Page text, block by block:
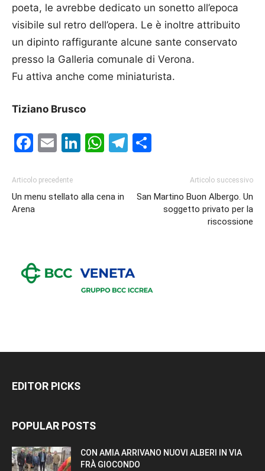
poeta, le avrebbe dedicato un sonetto all’epoca
visibile sul retro dell’opera. Le è inoltre attribuito
un dipinto raffigurante alcune sante conservato
presso la Galleria comunale di Verona.
Fu attiva anche come miniaturista.
Tiziano Brusco
Facebook
EmailLinkedIn
WhatsApp
Telegram
Articolo precedente
Un menu stellato alla cena in
Arena
Articolo successivo
San Martino Buon Albergo. Un
soggetto privato per la
riscossione
EDITOR PICKS
POPULAR POSTS
CON AMIA ARRIVANO NUOVI ALBERI IN VIA
FRÀ GIOCONDO